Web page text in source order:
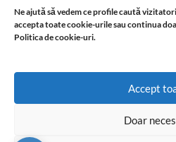
Ne ajută să vedem ce profile caută
accepta toate cookie-urile sau continua
Politica de cookie-uri.
Accept
Doar